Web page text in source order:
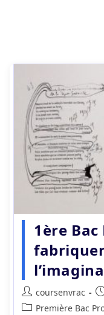
1ère Bac
Auteur/autrice
de
coursenvrac
PostPremière Bac